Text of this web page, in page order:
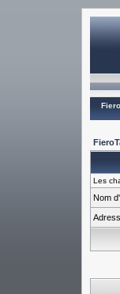
Les
Nom